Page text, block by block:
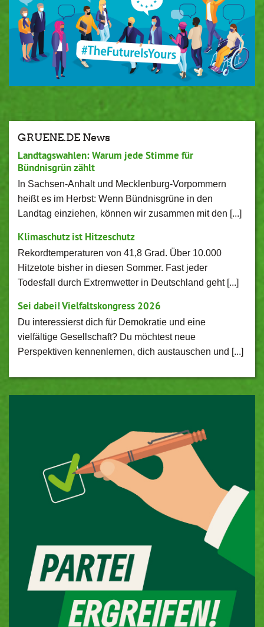
GRUENE.DE News
Landtagswahlen: Warum jede Stimme für
Bündnisgrün zählt
In Sachsen-Anhalt und Mecklenburg-Vorpommern
heißt es im Herbst: Wenn Bündnisgrüne in den
Landtag einziehen, können wir zusammen mit den [...]
Klimaschutz ist Hitzeschutz
Rekordtemperaturen von 41,8 Grad. Über 10.000
Hitzetote bisher in diesen Sommer. Fast jeder
Todesfall durch Extremwetter in Deutschland geht [...]
Sei dabei! Vielfaltskongress 2026
Du interessierst dich für Demokratie und eine
vielfältige Gesellschaft? Du möchtest neue
Perspektiven kennenlernen, dich austauschen und [...]